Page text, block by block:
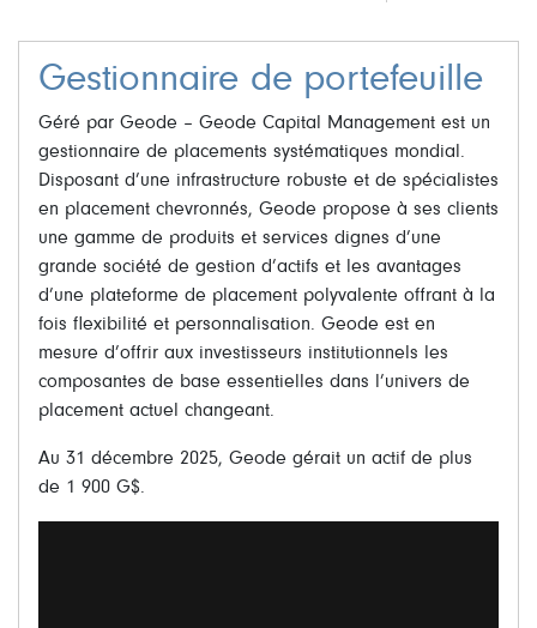
Gestionnaire de portefeuille
Géré par Geode – Geode Capital Management est un
gestionnaire de placements systématiques mondial.
Disposant d’une infrastructure robuste et de spécialistes
en placement chevronnés, Geode propose à ses clients
une gamme de produits et services dignes d’une
grande société de gestion d’actifs et les avantages
d’une plateforme de placement polyvalente offrant à la
fois flexibilité et personnalisation. Geode est en
mesure d’offrir aux investisseurs institutionnels les
composantes de base essentielles dans l’univers de
placement actuel changeant.
Au 31 décembre 2025, Geode gérait un actif de plus
de 1 900 G$.